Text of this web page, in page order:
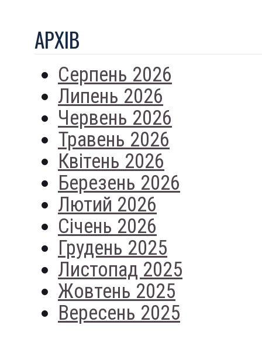
АРХIВ
Серпень 2026
Липень 2026
Червень 2026
Травень 2026
Квітень 2026
Березень 2026
Лютий 2026
Січень 2026
Грудень 2025
Листопад 2025
Жовтень 2025
Вересень 2025